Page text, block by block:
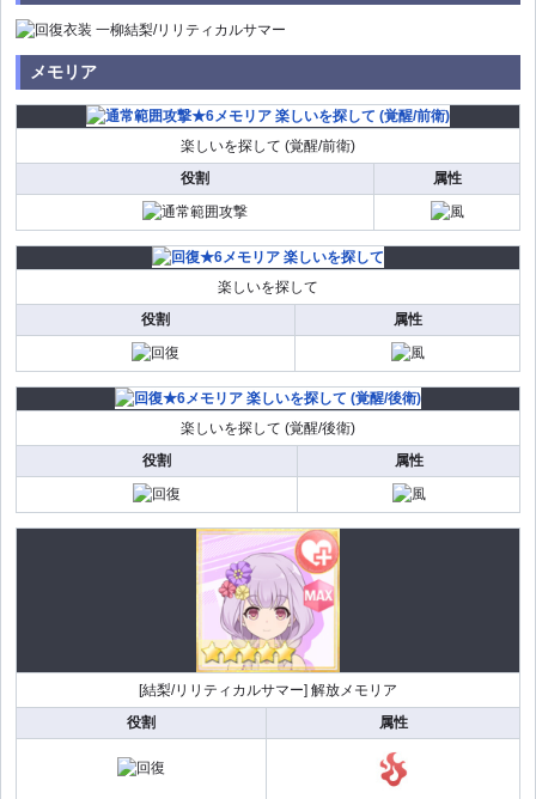
メモリア
楽しいを探して (覚醒/前衛)
役割
属性
楽しいを探して
役割
属性
楽しいを探して (覚醒/後衛)
役割
属性
[結梨/リリティカルサマー] 解放メモリア
役割
属性